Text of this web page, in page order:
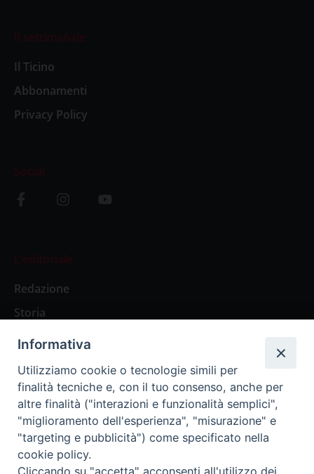
Il settimanale
Il Ticino
Abbonamenti
Privacy Policy
Social
L’editoriale
Redazione
Storia
Abbonamenti
Abbonamento Annuale Digitale
Abbonamento Annuale Cartaceo
Abbonamento Singola Copia Digitale
Informativa
Utilizziamo cookie o tecnologie simili per
finalità tecniche e, con il tuo consenso, anche per
altre finalità ("interazioni e funzionalità semplici",
"miglioramento dell'esperienza", "misurazione" e
"targeting e pubblicità") come specificato nella
cookie policy.